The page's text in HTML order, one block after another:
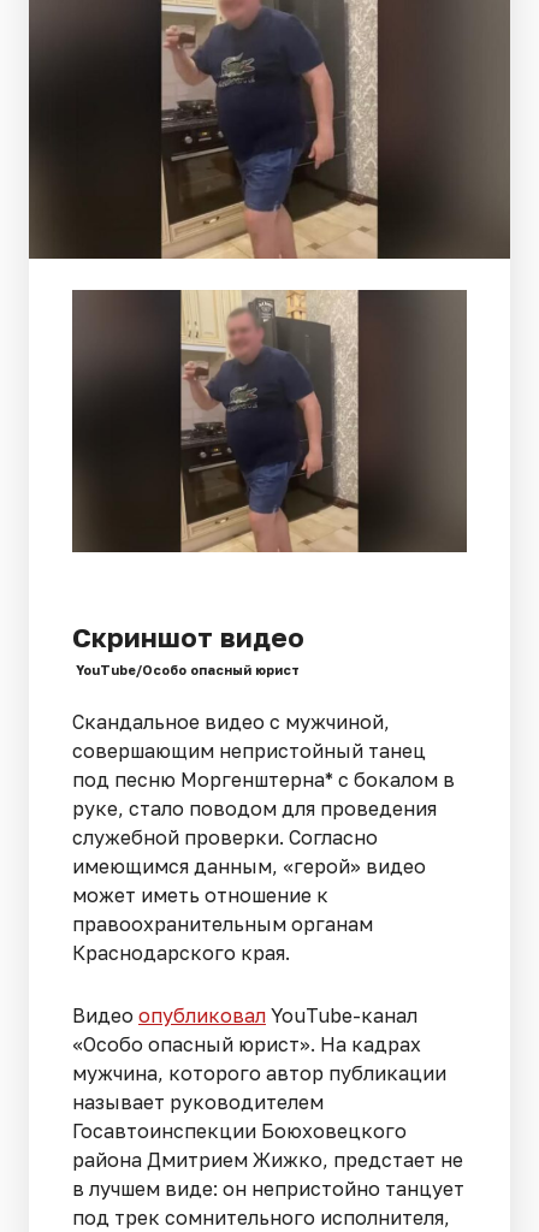
Скриншот видео
YouTube/Особо опасный юрист
Скандальное видео с мужчиной,
совершающим непристойный танец
под песню Моргенштерна* с бокалом в
руке, стало поводом для проведения
служебной проверки. Согласно
имеющимся данным, «герой» видео
может иметь отношение к
правоохранительным органам
Краснодарского края.
Видео опубликовал YouTube-канал
«Особо опасный юрист». На кадрах
мужчина, которого автор публикации
называет руководителем
Госавтоинспекции Боюховецкого
района Дмитрием Жижко, предстает не
в лучшем виде: он непристойно танцует
под трек сомнительного исполнителя,